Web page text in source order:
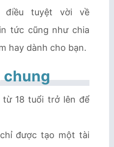
điều tuyệt vời về
tức cũng như chia
hay dành cho bạn.
chung
từ 18 tuổi trở lên để
được tạo một tài